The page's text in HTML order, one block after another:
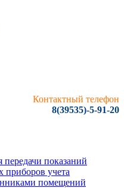
Контактный телефон
8(39535)-5-91-20
показаний
приборов учета
помещений